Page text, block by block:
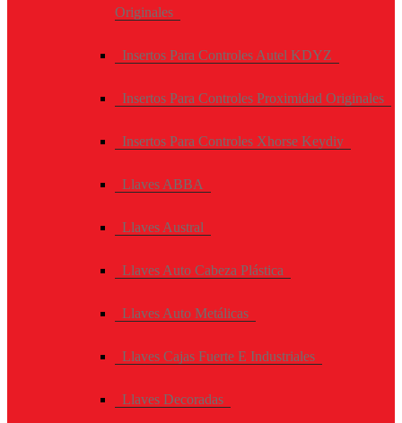
Originales
Insertos Para Controles Autel KDYZ
Insertos Para Controles Proximidad Originales
Insertos Para Controles Xhorse Keydiy
Llaves ABBA
Llaves Austral
Llaves Auto Cabeza Plástica
Llaves Auto Metálicas
Llaves Cajas Fuerte E Industriales
Llaves Decoradas